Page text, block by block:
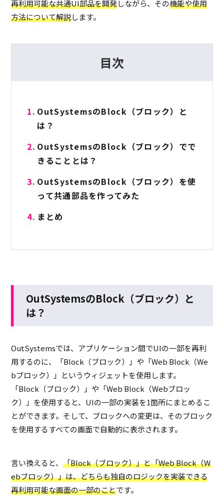
再利用可能な共通UI部品を開発しながら、その機能や使用
方法について解説します。
目次
OutSystemsのBlock（ブロック）と
は？
OutSystemsのBlock（ブロック）でで
きることとは？
OutSystemsのBlock（ブロック）を使
って共通部品を作ってみた
まとめ
OutSystemsのBlock（ブロック）と
は？
OutSystemsでは、アプリケーション間でUIの一部を再利
用するのに、「Block（ブロック）」や「Web Block（We
bブロック）」というウィジェットを使用します。
「Block（ブロック）」や「Web Block（Webブロッ
ク）」を使用すると、UIの一部の実装を1箇所にまとめるこ
とができます。そして、ブロックへの変更は、そのブロック
を使用するすべての画面で自動的に表示されます。
言い換えると、「Block（ブロック）」と「Web Block（W
ebブロック）」は、どちらも独自のロジックを実装できる
再利用可能な画面の一部のことです。